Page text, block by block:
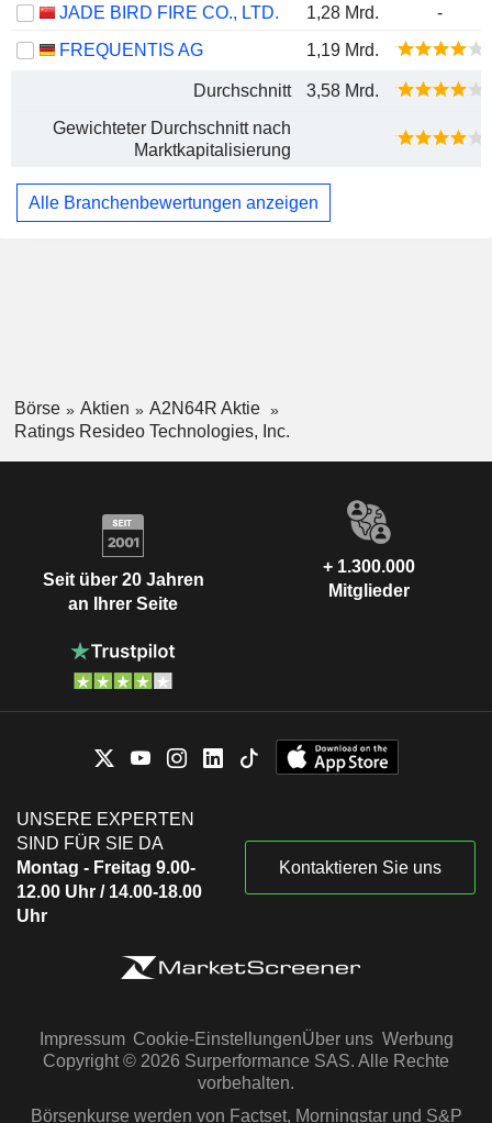
JADE BIRD FIRE CO., LTD.
1,28 Mrd.
-
FREQUENTIS AG
1,19 Mrd.
Durchschnitt
3,58 Mrd.
Gewichteter Durchschnitt nach
Marktkapitalisierung
Alle Branchenbewertungen anzeigen
Börse Aktien
A2N64R Aktie
Ratings Resideo Technologies, Inc.
Seit über 20 Jahren
an Ihrer Seite
+ 1.300.000
Mitglieder
UNSERE EXPERTEN
SIND FÜR SIE DA
Montag - Freitag 9.00-
12.00 Uhr / 14.00-18.00
Uhr
Kontaktieren Sie uns
Impressum Cookie-EinstellungenÜber uns Werbung
Copyright © 2026 Surperformance SAS. Alle Rechte
vorbehalten.
Börsenkurse werden von Factset, Morningstar und S&P